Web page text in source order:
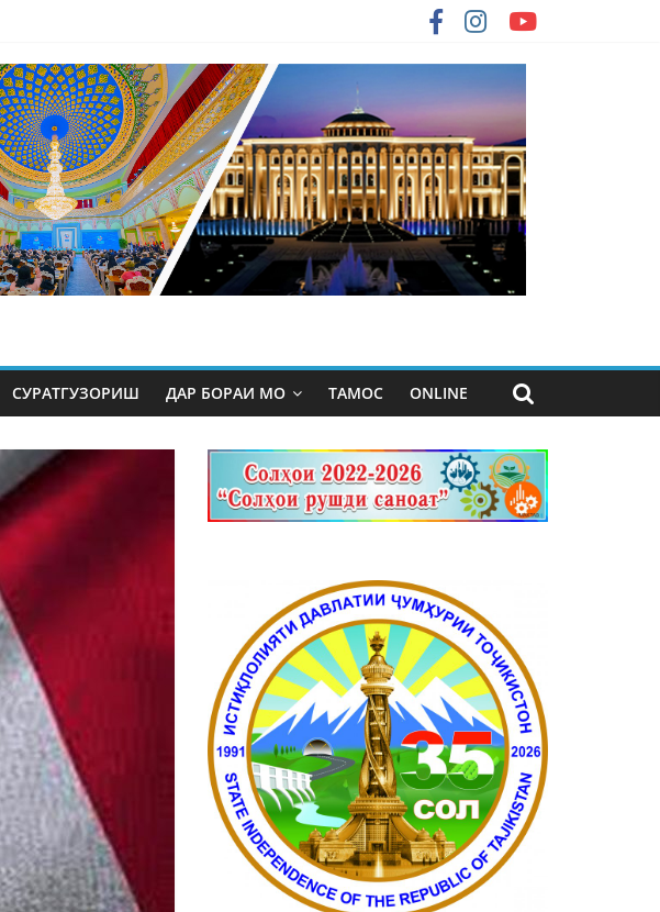
СУРАТГУЗОРИШ ДАР БОРАИ МО ТАМОС ONLINE